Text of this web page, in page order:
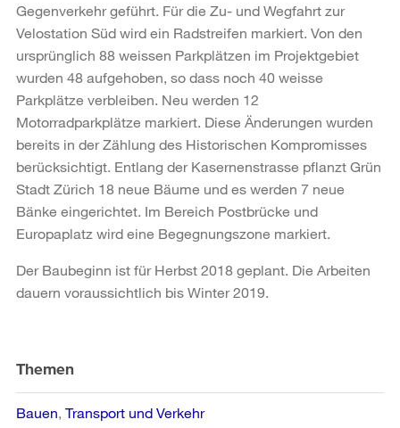
Gegenverkehr geführt. Für die Zu- und Wegfahrt zur
Velostation Süd wird ein Radstreifen markiert. Von den
ursprünglich 88 weissen Parkplätzen im Projektgebiet
wurden 48 aufgehoben, so dass noch 40 weisse
Parkplätze verbleiben. Neu werden 12
Motorradparkplätze markiert. Diese Änderungen wurden
bereits in der Zählung des Historischen Kompromisses
berücksichtigt. Entlang der Kasernenstrasse pflanzt Grün
Stadt Zürich 18 neue Bäume und es werden 7 neue
Bänke eingerichtet. Im Bereich Postbrücke und
Europaplatz wird eine Begegnungszone markiert.
Der Baubeginn ist für Herbst 2018 geplant. Die Arbeiten
dauern voraussichtlich bis Winter 2019.
Informationen
Themen
Bauen Transport und Verkehr